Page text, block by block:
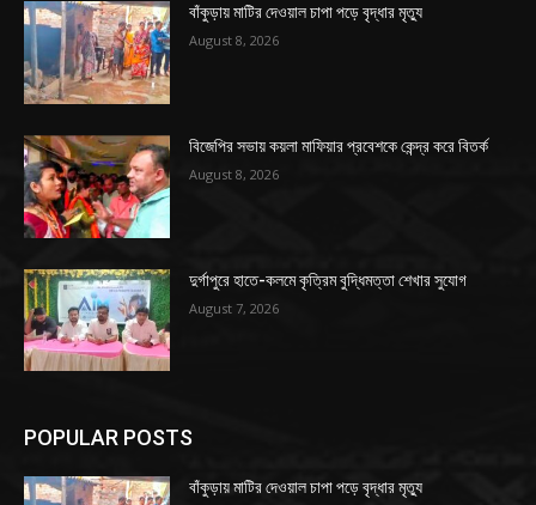
বাঁকুড়ায় মাটির দেওয়াল চাপা পড়ে বৃদ্ধার মৃত্যু
August 8, 2026
বিজেপির সভায় কয়লা মাফিয়ার প্রবেশকে কেন্দ্র করে বিতর্ক
August 8, 2026
দুর্গাপুরে হাতে-কলমে কৃত্রিম বুদ্ধিমত্তা শেখার সুযোগ
August 7, 2026
POPULAR POSTS
বাঁকুড়ায় মাটির দেওয়াল চাপা পড়ে বৃদ্ধার মৃত্যু